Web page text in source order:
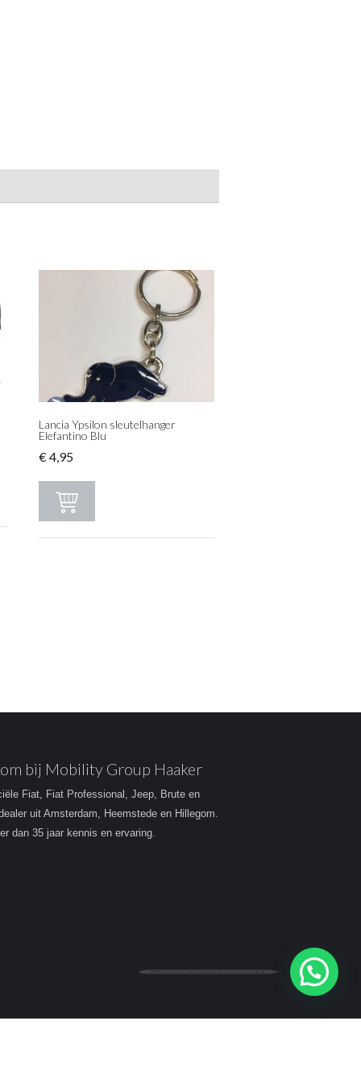
Lancia Ypsilon sleutelhanger
Elefantino Blu
€4,95
bij Mobility Group Haaker
Fiat, Fiat Professional, Jeep, Brute en
uit Amsterdam, Heemstede en Hillegom.
dan 35 jaar kennis en ervaring.
Heeft u een vraag?